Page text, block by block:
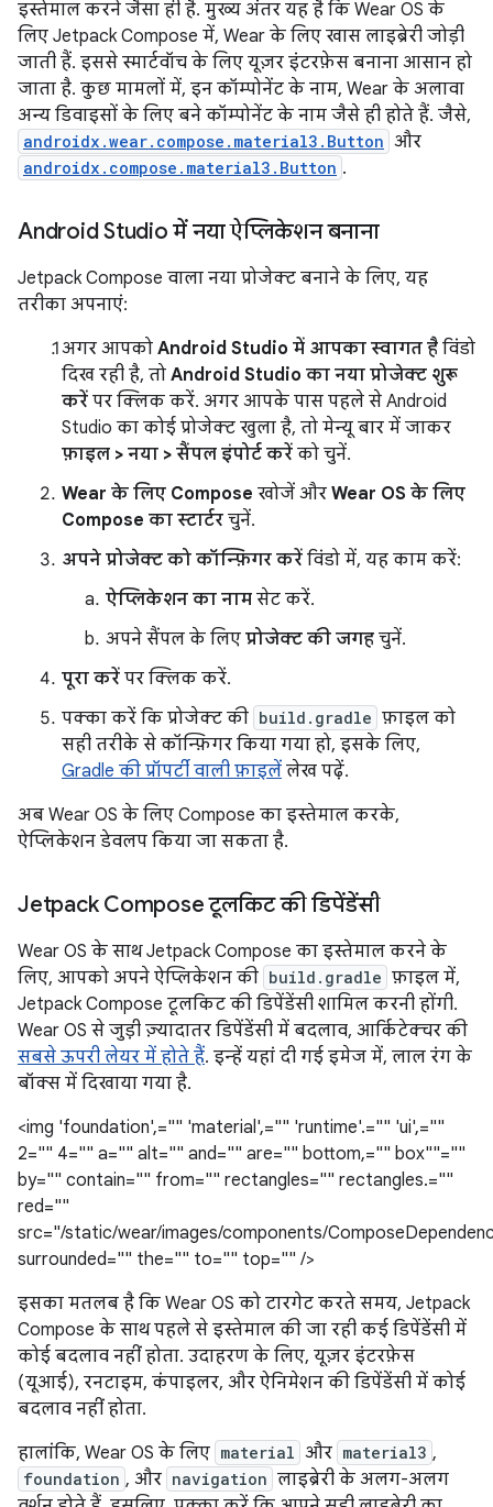
इस्तेमाल करने जैसा ही है. मुख्य अंतर यह है कि Wear OS के
लिए Jetpack Compose में, Wear के लिए खास लाइब्रेरी जोड़ी
जाती हैं. इससे स्मार्टवॉच के लिए यूज़र इंटरफ़ेस बनाना आसान हो
जाता है. कुछ मामलों में, इन कॉम्पोनेंट के नाम, Wear के अलावा
अन्य डिवाइसों के लिए बने कॉम्पोनेंट के नाम जैसे ही होते हैं. जैसे,
androidx.wear.compose.material3.Button और
androidx.compose.material3.Button .
Android Studio में नया ऐप्लिकेशन बनाना
Jetpack Compose वाला नया प्रोजेक्ट बनाने के लिए, यह
तरीका अपनाएं:
अगर आपको Android Studio में आपका स्वागत है विंडो
दिख रही है, तो Android Studio का नया प्रोजेक्ट शुरू
करें पर क्लिक करें. अगर आपके पास पहले से Android
Studio का कोई प्रोजेक्ट खुला है, तो मेन्यू बार में जाकर
फ़ाइल > नया > सैंपल इंपोर्ट करें को चुनें.
Wear के लिए Compose खोजें और Wear OS के लिए
Compose का स्टार्टर चुनें.
अपने प्रोजेक्ट को कॉन्फ़िगर करें विंडो में, यह काम करें:
ऐप्लिकेशन का नाम सेट करें.
अपने सैंपल के लिए प्रोजेक्ट की जगह चुनें.
पूरा करें पर क्लिक करें.
पक्का करें कि प्रोजेक्ट की build.gradle फ़ाइल को
सही तरीके से कॉन्फ़िगर किया गया हो, इसके लिए,
Gradle की प्रॉपर्टी वाली फ़ाइलें लेख पढ़ें.
अब Wear OS के लिए Compose का इस्तेमाल करके,
ऐप्लिकेशन डेवलप किया जा सकता है.
Jetpack Compose टूलकिट की डिपेंडेंसी
Wear OS के साथ Jetpack Compose का इस्तेमाल करने के
लिए, आपको अपने ऐप्लिकेशन की build.gradle फ़ाइल में,
Jetpack Compose टूलकिट की डिपेंडेंसी शामिल करनी होंगी.
Wear OS से जुड़ी ज़्यादातर डिपेंडेंसी में बदलाव, आर्किटेक्चर की
सबसे ऊपरी लेयर में होते हैं. इन्हें यहां दी गई इमेज में, लाल रंग के
बॉक्स में दिखाया गया है.
<img 'foundation',="" 'material',="" 'runtime'.="" 'ui',=""
2="" 4="" a="" alt="" and="" are="" bottom,="" box""=""
by="" contain="" from="" rectangles="" rectangles.=""
red=""
src="/static/wear/images/components/
surrounded="" the="" to="" top="" />
इसका मतलब है कि Wear OS को टारगेट करते समय, Jetpack
Compose के साथ पहले से इस्तेमाल की जा रही कई डिपेंडेंसी में
कोई बदलाव नहीं होता. उदाहरण के लिए, यूज़र इंटरफ़ेस
(यूआई), रनटाइम, कंपाइलर, और ऐनिमेशन की डिपेंडेंसी में कोई
बदलाव नहीं होता.
हालांकि, Wear OS के लिए material और material3 ,
foundation , और navigation लाइब्रेरी के अलग-अलग